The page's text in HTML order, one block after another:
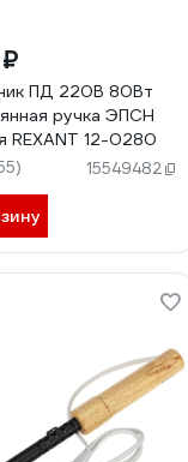
ПД 220В 80Вт
ручка ЭПСН
REXANT 12-0280
15549482